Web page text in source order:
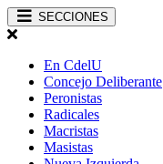
SECCIONES
En CdelU
Concejo Deliberante
Peronistas
Radicales
Macristas
Masistas